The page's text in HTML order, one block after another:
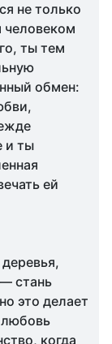
не только
человеком
ты тем
обмен:
и ты
ей
стань
это делает
любовь
когда